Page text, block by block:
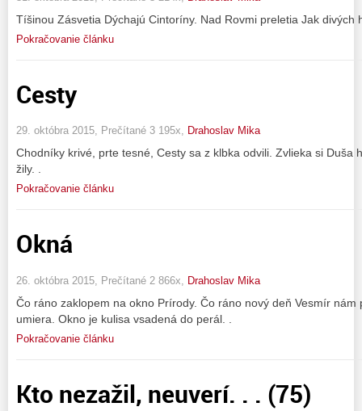
Tíšinou Zásvetia Dýchajú Cintoríny. Nad Rovmi preletia Jak divých
Pokračovanie článku
Cesty
29. októbra 2015, Prečítané 3 195x, Drahoslav Mika
Chodníky krivé, prte tesné, Cesty sa z klbka odvili. Zvlieka si Duša
žily. .
Pokračovanie článku
Okná
26. októbra 2015, Prečítané 2 866x, Drahoslav Mika
Čo ráno zaklopem na okno Prírody. Čo ráno nový deň Vesmír
umiera. Okno je kulisa vsadená do perál. .
Pokračovanie článku
Kto nezažil, neuverí. . . (75)